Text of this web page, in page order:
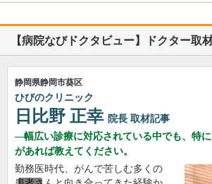
【病院なびドクタビュー】ドクター取
静岡県静岡市葵区
ひびのクリニック
日比野 正幸 院長 取材記事
幅広い診療に対応されている中でも、特
があれば教えてください。
勤務医時代、がんで苦しむ多くの